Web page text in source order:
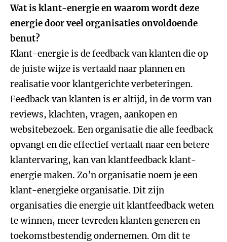
Wat is klant-energie en waarom wordt deze
energie door veel organisaties onvoldoende
benut?
Klant-energie is de feedback van klanten die op
de juiste wijze is vertaald naar plannen en
realisatie voor klantgerichte verbeteringen.
Feedback van klanten is er altijd, in de vorm van
reviews, klachten, vragen, aankopen en
websitebezoek. Een organisatie die alle feedback
opvangt en die effectief vertaalt naar een betere
klantervaring, kan van klantfeedback klant-
energie maken. Zo’n organisatie noem je een
klant-energieke organisatie. Dit zijn
organisaties die energie uit klantfeedback weten
te winnen, meer tevreden klanten generen en
toekomstbestendig ondernemen. Om dit te